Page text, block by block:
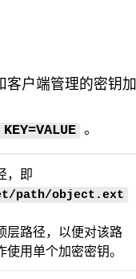
客户端管理的密钥加
KEY=VALUE 。
，即
path/object.ext
层路径，以便对该路
用单个加密密钥。